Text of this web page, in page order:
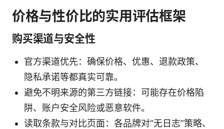
价格与性价比的实用评估框架
购买渠道与安全性
官方渠道优先：确保价格、优惠、退款政策、
隐私承诺等都真实可靠。
避免不明来源的第三方链接：可能存在价格陷
阱、账户安全风险或恶意软件。
读取条款与对比页面：各品牌对“无日志”策略、